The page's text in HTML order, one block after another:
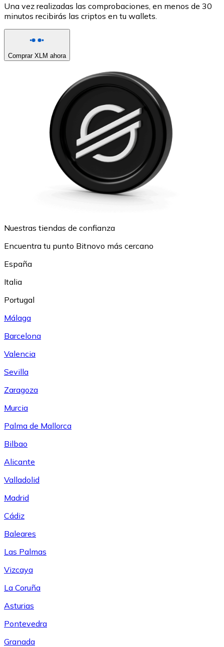
Una vez realizadas las comprobaciones, en menos de 30
minutos recibirás las criptos en tu wallets.
Comprar XLM ahora
Nuestras tiendas de confianza
Encuentra tu punto Bitnovo más cercano
España
Italia
Portugal
Málaga
Barcelona
Valencia
Sevilla
Zaragoza
Murcia
Palma de Mallorca
Bilbao
Alicante
Valladolid
Madrid
Cádiz
Baleares
Las Palmas
Vizcaya
La Coruña
Asturias
Pontevedra
Granada